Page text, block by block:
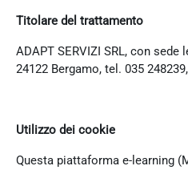
Titolare del trattamento
ADAPT SERVIZI SRL, con sede
24122 Bergamo, tel. 035
Utilizzo dei cookie
Questa piattaforma e-learning